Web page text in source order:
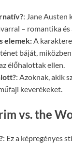
: Jane Austen
– romantika és
elemek: A
báját,
élőhalottak ellen.
: Azoknak, akik
keverékeket.
vs. the
: Ez a képregényes